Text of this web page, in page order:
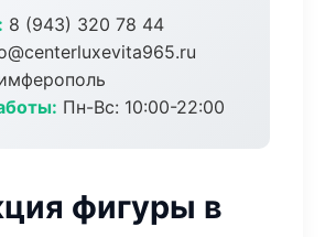
8 (943) 320 78 44
Пн-Вс: 10:00-22:00
фигуры в